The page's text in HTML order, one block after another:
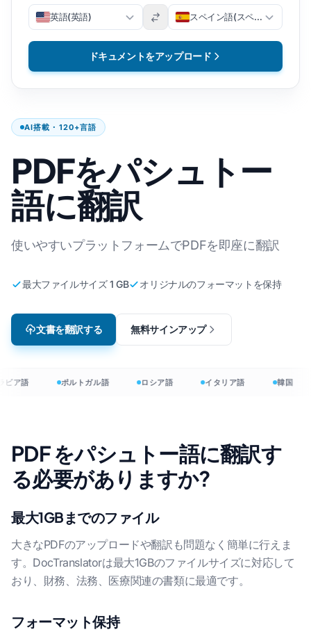
AI搭載・120+言語
PDFをパシュトー
語に翻訳
使いやすいプラットフォームでPDFを即座に翻訳
最大ファイルサイズ 1 GB オリジナルのフォーマットを保持
文書を翻訳する 無料サインアップ
英語(英語) スペイン語(スペイン語)
ドキュメントをアップロード
ビア語 ポルトガル語 ロシア語 イタリア語 韓国
PDF をパシュトー語に翻訳す
る必要がありますか?
最大1GBまでのファイル
大きなPDFのアップロードや翻訳も問題なく簡単に行えま
す。DocTranslatorは最大1GBのファイルサイズに対応して
おり、財務、法務、医療関連の書類に最適です。
フォーマット保持